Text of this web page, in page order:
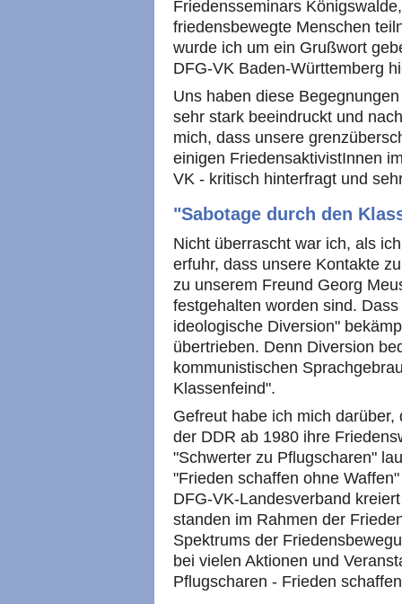
Friedensseminars
friedensbewegte Menschen
wurde ich um ein Grußwort
DFG-VK Baden-Württemberg
Uns haben diese
sehr stark beeindruckt und
mich, dass unsere
einigen FriedensaktivistInnen
VK - kritisch hinterfragt und
"Sabotage durch den
Nicht überrascht war ich, als
erfuhr, dass unsere Kontakte
zu unserem Freund Georg
festgehalten worden sind.
ideologische Diversion"
übertrieben. Denn Diversion
kommunistischen
Klassenfeind".
Gefreut habe ich mich
der DDR ab 1980 ihre
"Schwerter zu Pflugscharen"
"Frieden schaffen ohne
DFG-VK-Landesverband
standen im Rahmen der
Spektrums der
bei vielen Aktionen und
Pflugscharen - Frieden